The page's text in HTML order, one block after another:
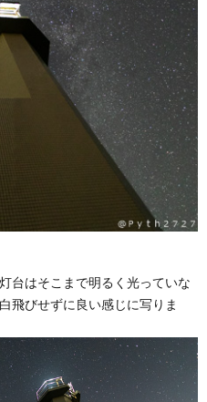
台はそこまで明るく光っていな
飛びせずに良い感じに写りま